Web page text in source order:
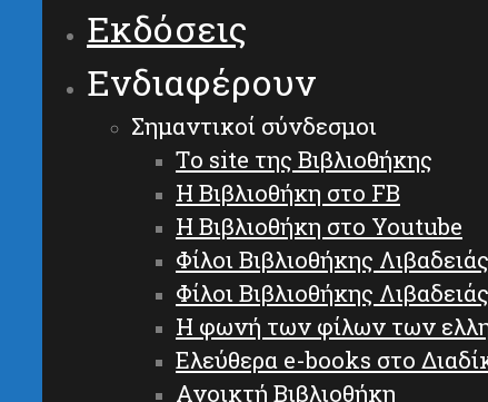
Εκδόσεις
Ενδιαφέρουν
Σημαντικοί σύνδεσμοι
Το site της Βιβλιοθήκης
Η Βιβλιοθήκη στο FB
Η Βιβλιοθήκη στο Youtube
Φίλοι Βιβλιοθήκης
Φίλοι Βιβλιοθήκης
Η φωνή των φίλων των
Ελεύθερα e-books στο
Ανοικτή Βιβλιοθήκη